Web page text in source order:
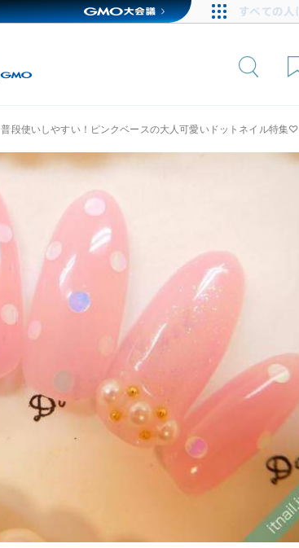
普段使いしやすい！ピンクベースの大人可愛いドットネイル特集♡